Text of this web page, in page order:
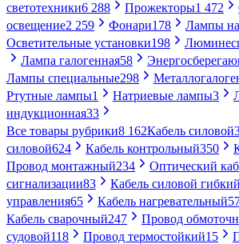
светотехники6 288 Прожекторы1 472
освещение2 259 Фонари178 Лампы
Осветительные установки198
Лампа галогенная58
Лампы специальные298
Ртутные лампы1 Натриевые лампы3
индукционная33
Все товары рубрики8 162Кабель силовой
силовой624 Кабель контрольный350
Провод монтажный234 Оптический
сигнализации83 Кабель силовой гибкий
управления65 Кабель нагревательный
Кабель сварочный247 Провод
судовой118 Провод термостойкий15